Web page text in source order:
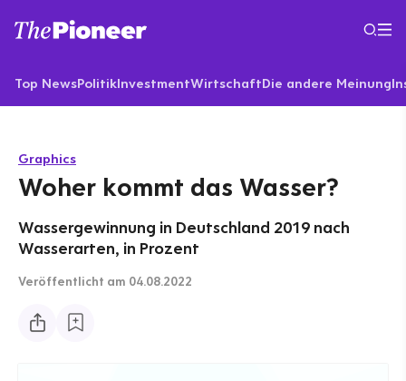
Top NewsPolitikInvestmentWirtschaftDie andere Meinung
Graphics
Woher kommt das Wasser?
Wassergewinnung in Deutschland 2019 nach
Wasserarten, in Prozent
Veröffentlicht am 04.08.2022